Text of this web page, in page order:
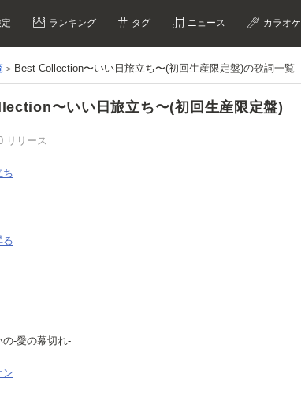
ランキング タグ ニュース カラオケ
Best Collection〜いい日旅立ち〜(初回生産限定盤)の歌詞一覧
〜いい日旅立ち〜(初回生産限定盤)
リリース
ち
る
-愛の幕切れ-
ン